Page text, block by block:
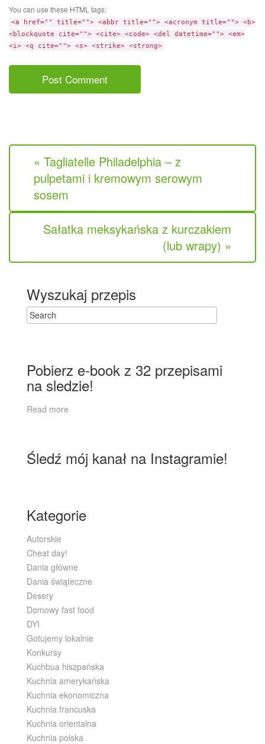
You can use these HTML tags:
<a href="" title=""> <abbr title=""> <acronym title=""> <b>
<blockquote cite=""> <cite> <code> <del datetime=""> <em>
<i> <q cite=""> <s> <strike> <strong>
« Tagliatelle Philadelphia – z
pulpetami i kremowym serowym
sosem
Sałatka meksykańska z kurczakiem
(lub wrapy) »
Wyszukaj przepis
Pobierz e-book z 32 przepisami
na sledzie!
Read more
Śledź mój kanał na Instagramie!
Kategorie
Autorskie
Cheat day!
Dania główne
Dania świąteczne
Desery
Domowy fast food
DYI
Gotujemy lokalnie
Konkursy
Kuchbua hiszpańska
Kuchnia amerykańska
Kuchnia ekonomiczna
Kuchnia francuska
Kuchnia orientalna
Kuchnia polska